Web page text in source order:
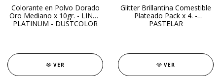
Colorante en Polvo Dorado
Oro Mediano x 10gr. - LINEA
PLATINUM - DUSTCOLOR
VER
Glitter Brillantina Comestible
Plateado Pack x 4. -
PASTELAR
VER